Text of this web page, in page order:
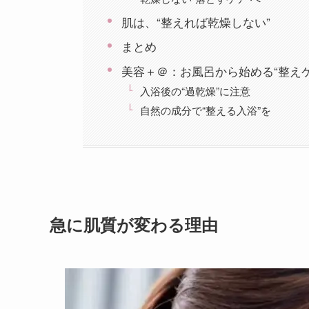
肌は、“整えれば乾燥しない”
まとめ
美容＋＠：お風呂から始める“整え
入浴後の“過乾燥”に注意
自然の成分で“整える入浴”を
急に肌質が変わる理由